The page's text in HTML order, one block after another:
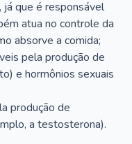
que é responsável
atua no controle da
absorve a comida;
pela produção de
e hormônios sexuais
produção de
a testosterona).